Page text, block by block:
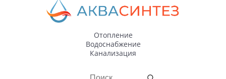
Отопление
Водоснабжение
Канализация